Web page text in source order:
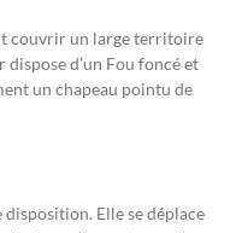
couvrir un large territoire
d’un Fou foncé et
un chapeau pointu de
Elle se déplace